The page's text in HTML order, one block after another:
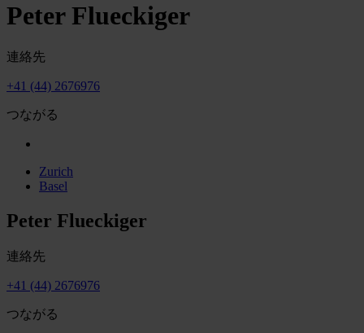
Peter Flueckiger
連絡先
+41 (44) 2676976
つながる
Zurich
Basel
Peter Flueckiger
連絡先
+41 (44) 2676976
つながる